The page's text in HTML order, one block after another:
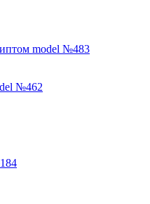
model №483
№462